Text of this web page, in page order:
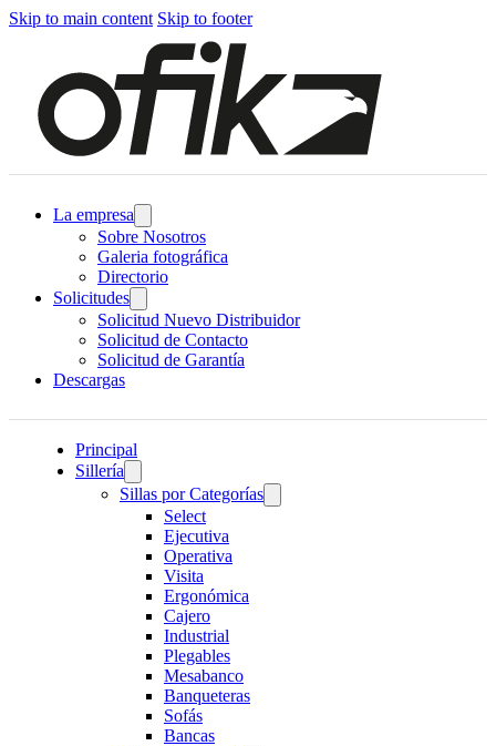
Skip to main content Skip to footer
La empresa
Sobre Nosotros
Galeria fotográfica
Directorio
Solicitudes
Solicitud Nuevo Distribuidor
Solicitud de Contacto
Solicitud de Garantía
Descargas
Principal
Sillería
Sillas por Categorías
Select
Ejecutiva
Operativa
Visita
Ergonómica
Cajero
Industrial
Plegables
Mesabanco
Banqueteras
Sofás
Bancas